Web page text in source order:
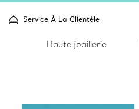
Service À La Clientèle
Haute joaillerie